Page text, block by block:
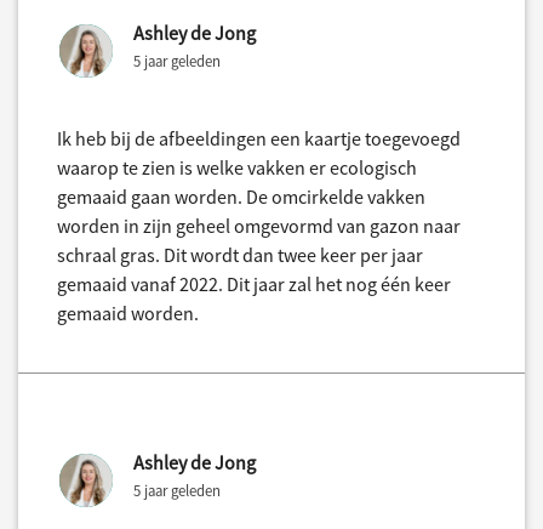
Ashley de Jong
5 jaar geleden
Ik heb bij de afbeeldingen een kaartje toegevoegd
waarop te zien is welke vakken er ecologisch
gemaaid gaan worden. De omcirkelde vakken
worden in zijn geheel omgevormd van gazon naar
schraal gras. Dit wordt dan twee keer per jaar
gemaaid vanaf 2022. Dit jaar zal het nog één keer
gemaaid worden.
Ashley de Jong
5 jaar geleden